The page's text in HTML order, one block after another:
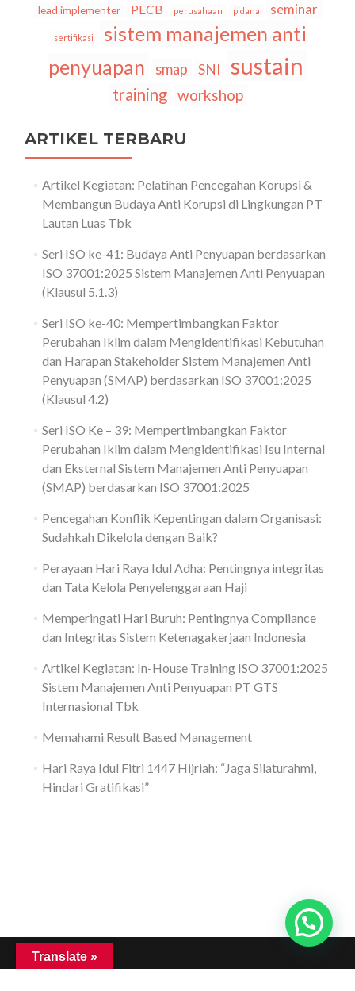
lead implementer PECB perusahaan pidana seminar
sertifikasi
sistem manajemen anti
penyuapan
smap SNI sustain
training workshop
ARTIKEL TERBARU
Artikel Kegiatan: Pelatihan Pencegahan Korupsi &
Membangun Budaya Anti Korupsi di Lingkungan PT
Lautan Luas Tbk
Seri ISO ke-41: Budaya Anti Penyuapan berdasarkan
ISO 37001:2025 Sistem Manajemen Anti Penyuapan
(Klausul 5.1.3)
Seri ISO ke-40: Mempertimbangkan Faktor
Perubahan Iklim dalam Mengidentifikasi Kebutuhan
dan Harapan Stakeholder Sistem Manajemen Anti
Penyuapan (SMAP) berdasarkan ISO 37001:2025
(Klausul 4.2)
Seri ISO Ke – 39: Mempertimbangkan Faktor
Perubahan Iklim dalam Mengidentifikasi Isu Internal
dan Eksternal Sistem Manajemen Anti Penyuapan
(SMAP) berdasarkan ISO 37001:2025
Pencegahan Konflik Kepentingan dalam Organisasi:
Sudahkah Dikelola dengan Baik?
Perayaan Hari Raya Idul Adha: Pentingnya integritas
dan Tata Kelola Penyelenggaraan Haji
Memperingati Hari Buruh: Pentingnya Compliance
dan Integritas Sistem Ketenagakerjaan Indonesia
Artikel Kegiatan: In-House Training ISO 37001:2025
Sistem Manajemen Anti Penyuapan PT GTS
Internasional Tbk
Memahami Result Based Management
Hari Raya Idul Fitri 1447 Hijriah: “Jaga Silaturahmi,
Hindari Gratifikasi”
Translate »